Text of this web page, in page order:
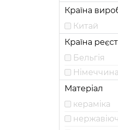
Країна
Китай
Країна
Бельгія
Німеччина
Матеріал
кераміка